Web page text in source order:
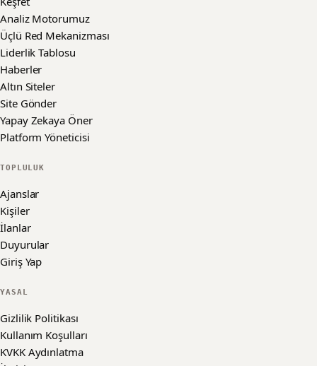
Analiz Motorumuz
Üçlü Red Mekanizması
Liderlik Tablosu
Haberler
Altın Siteler
Site Gönder
Yapay Zekaya Öner
Platform Yöneticisi
TOPLULUK
Ajanslar
Kişiler
İlanlar
Duyurular
Giriş Yap
YASAL
Gizlilik Politikası
Kullanım Koşulları
KVKK Aydınlatma